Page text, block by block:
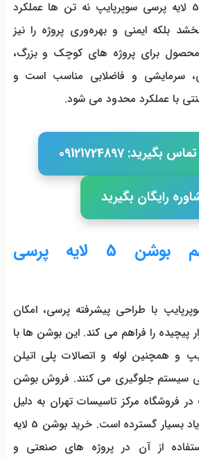
انتخاب درست بوشن 5 لایه پرسی سوپرپایپ نه تن ها عملکرد
بلکه ایمنی و بهره‌وری پروژه را نیز
برای پروژه‌ های کوچک و بزرگ،
سرمایشی و فاضلابی مناسب است و
با عملکرد محدود می شود.
09121724897
رایگان بگیرید
مشخصات مهم بوشن 5 لایه پرسی
سوپرپایپ با طراحی پیشرفته پرسی، امکان
پیچیده را فراهم می کند. این بوشن‌ ها با
و همچنین لوله و اتصالات پلی اتیلن
سیستم جلوگیری می کنند. فروش بوشن
در فروشگاه مرکز تاسیسات تهران به دلیل
کیفیت بالا و تقاضای زیاد بسیار گسترده است. خرید بوشن 5 لایه
از آن در پروژه‌ های صنعتی و